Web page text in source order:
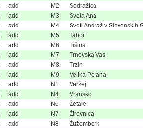
add M2
Sodražica
add M3
Sveta Ana
add M4
Sveti Andraž v Slovenskih
add M5
Tabor
add M6
Tišina
add M7
Trnovska Vas
add M8
Trzin
add M9
Velika Polana
add N1
Veržej
add N4
Vransko
add N6
Žetale
add N7
Žirovnica
add N8
Žužemberk